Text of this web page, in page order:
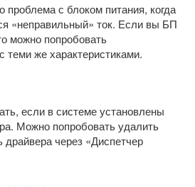
с блоком питания, когда
«неправильный» ток. Если вы БП
можно попробовать
теми же характеристиками.
если в системе установлены
Можно попробовать удалить
драйвера через «Диспетчер